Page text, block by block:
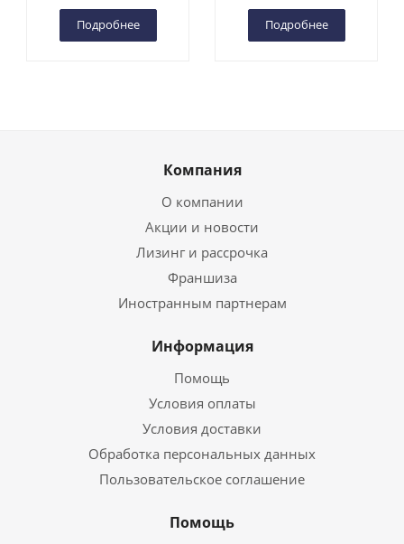
Подробнее Подробнее
Компания
О компании
Акции и новости
Лизинг и рассрочка
Франшиза
Иностранным партнерам
Информация
Помощь
Условия оплаты
Условия доставки
Обработка персональных данных
Пользовательское соглашение
Помощь